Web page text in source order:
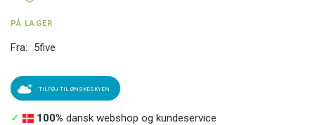
PÅ LAGER
Fra: 5five
TILFØJ TIL ØNSKESKYEN
✓ 100% dansk webshop og kundeservice